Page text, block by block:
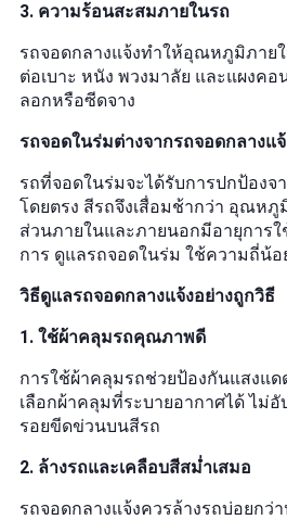
3. ความร้อนสะสมภายในรถ
รถจอดกลางแจ้งทำให้อุณหภูมิภาย
ต่อเบาะ หนัง พวงมาลัย และแผงค
ลอกหรือซีดจาง
รถจอดในร่มต่างจากรถจอดกลางแจ้
รถที่จอดในร่มจะได้รับการปกป้องจ
โดยตรง สีรถจึงเสื่อมช้ากว่า อุณห
ส่วนภายในและภายนอกมีอายุการ
การ ดูแลรถจอดในร่ม ใช้ความถี่น้อ
วิธีดูแลรถจอดกลางแจ้งอย่างถูกวิธี
1. ใช้ผ้าคลุมรถคุณภาพดี
การใช้ผ้าคลุมรถช่วยป้องกันแสงแ
เลือกผ้าคลุมที่ระบายอากาศได้ ไม่
รอยขีดข่วนบนสีรถ
2. ล้างรถและเคลือบสีสม่ำเสมอ
รถจอดกลางแจ้งควรล้างรถบ่อยกว่